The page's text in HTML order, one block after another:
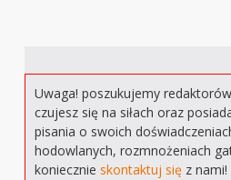
Uwaga! poszukujemy
czujesz się na siłach oraz
pisania o swoich
hodowlanych, rozmnożeniach
koniecznieskontaktuj się z nami!